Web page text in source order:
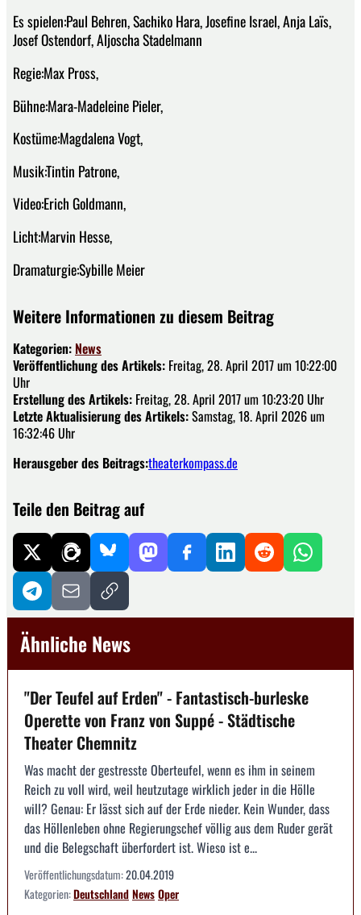
Es spielen:Paul Behren, Sachiko Hara, Josefine Israel, Anja Laïs,
Josef Ostendorf, Aljoscha Stadelmann
Regie:Max Pross,
Bühne:Mara-Madeleine Pieler,
Kostüme:Magdalena Vogt,
Musik:Tintin Patrone,
Video:Erich Goldmann,
Licht:Marvin Hesse,
Dramaturgie:Sybille Meier
Weitere Informationen zu diesem Beitrag
Kategorien: News
Veröffentlichung des Artikels: Freitag, 28. April 2017 um 10:22:00
Uhr
Erstellung des Artikels: Freitag, 28. April 2017 um 10:23:20 Uhr
Letzte Aktualisierung des Artikels:Samstag, 18. April 2026 um
16:32:46 Uhr
Herausgeber des Beitrags:theaterkompass.de
Teile den Beitrag auf
Ähnliche News
"Der Teufel auf Erden" - Fantastisch-burleske
Operette von Franz von Suppé - Städtische
Theater Chemnitz
Was macht der gestresste Oberteufel, wenn es ihm in seinem
Reich zu voll wird, weil heutzutage wirklich jeder in die Hölle
will? Genau: Er lässt sich auf der Erde nieder. Kein Wunder, dass
das Höllenleben ohne Regierungschef völlig aus dem Ruder gerät
und die Belegschaft überfordert ist. Wieso ist e...
Veröffentlichungsdatum:20.04.2019
Kategorien:DeutschlandNewsOper